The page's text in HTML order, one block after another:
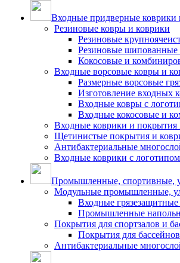
Входные придверные коврики
Резиновые ковры и коврики
Резиновые
Резиновые шипованные
Кокосовые и
Входные ворсовые ковры и
Размерные ворсовые
Изготовление входных
Входные ковры с
Входные кокосовые и
Входные коврики и
Щетинистые покрытия и
Антибактериальные
Входные коврики с логотипом
Промышленные, спортивные,
Модульные промышленные,
Входные
Промышленные
Покрытия для спортзалов и
Покрытия для
Антибактериальные